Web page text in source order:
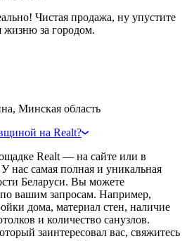
Чистая продажа, ну упустите
жизню за городом.
Минская область
на Realt?
Realt — на сайте или в
нас самая полная и уникальная
Беларуси. Вы можете
вашим запросам. Например,
дома, материал стен, наличие
и количество санузлов.
заинтересовал вас, свяжитесь